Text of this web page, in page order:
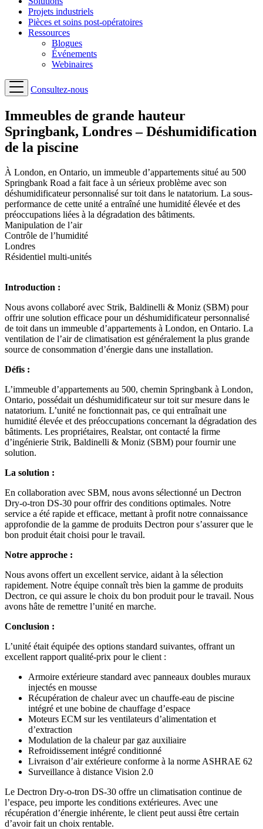
Projets industriels
Pièces et soins post-opératoires
Ressources
Blogues
Événements
Webinaires
Consultez-nous
Immeubles de grande hauteur
Springbank, Londres – Déshumidification
de la piscine
À London, en Ontario, un immeuble d’appartements situé au 500
Springbank Road a fait face à un sérieux problème avec son
déshumidificateur personnalisé sur toit dans le natatorium. La sous-
performance de cette unité a entraîné une humidité élevée et des
préoccupations liées à la dégradation des bâtiments.
Manipulation de l’air
Contrôle de l’humidité
Londres
Résidentiel multi-unités
Introduction :
Nous avons collaboré avec Strik, Baldinelli & Moniz (SBM) pour
offrir une solution efficace pour un déshumidificateur personnalisé
de toit dans un immeuble d’appartements à London, en Ontario. La
ventilation de l’air de climatisation est généralement la plus grande
source de consommation d’énergie dans une installation.
Défis :
L’immeuble d’appartements au 500, chemin Springbank à London,
Ontario, possédait un déshumidificateur sur toit sur mesure dans le
natatorium. L’unité ne fonctionnait pas, ce qui entraînait une
humidité élevée et des préoccupations concernant la dégradation des
bâtiments. Les propriétaires, Realstar, ont contacté la firme
d’ingénierie Strik, Baldinelli & Moniz (SBM) pour fournir une
solution.
La solution :
En collaboration avec SBM, nous avons sélectionné un Dectron
Dry-o-tron DS-30 pour offrir des conditions optimales. Notre
service a été rapide et efficace, mettant à profit notre connaissance
approfondie de la gamme de produits Dectron pour s’assurer que le
bon produit était choisi pour le travail.
Notre approche :
Nous avons offert un excellent service, aidant à la sélection
rapidement. Notre équipe connaît très bien la gamme de produits
Dectron, ce qui assure le choix du bon produit pour le travail. Nous
avons hâte de remettre l’unité en marche.
Conclusion :
L’unité était équipée des options standard suivantes, offrant un
excellent rapport qualité-prix pour le client :
Armoire extérieure standard avec panneaux doubles muraux
injectés en mousse
Récupération de chaleur avec un chauffe-eau de piscine
intégré et une bobine de chauffage d’espace
Moteurs ECM sur les ventilateurs d’alimentation et
d’extraction
Modulation de la chaleur par gaz auxiliaire
Refroidissement intégré conditionné
Livraison d’air extérieure conforme à la norme ASHRAE 62
Surveillance à distance Vision 2.0
Le Dectron Dry-o-tron DS-30 offre un climatisation continue de
l’espace, peu importe les conditions extérieures. Avec une
récupération d’énergie inhérente, le client peut aussi être certain
d’avoir fait un choix rentable.